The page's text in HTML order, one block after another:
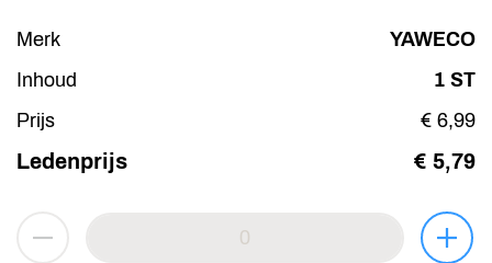
Merk
YAWECO
Inhoud
1 ST
Prijs
€ 6,99
Ledenprijs € 5,79